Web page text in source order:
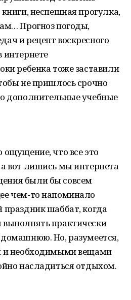
неспешная прогулка,
Прогноз погоды,
и рецепт воскресного
интернете
ребенка тоже заставили
не пришлось срочно
дополнительные учебные
ощущение, что все это
вот лишись мы интернета
были бы совсем
чем-то напоминало
праздник шаббат, когда
практически
Но, разумеется,
и необходимыми вещами
насладиться отдыхом.